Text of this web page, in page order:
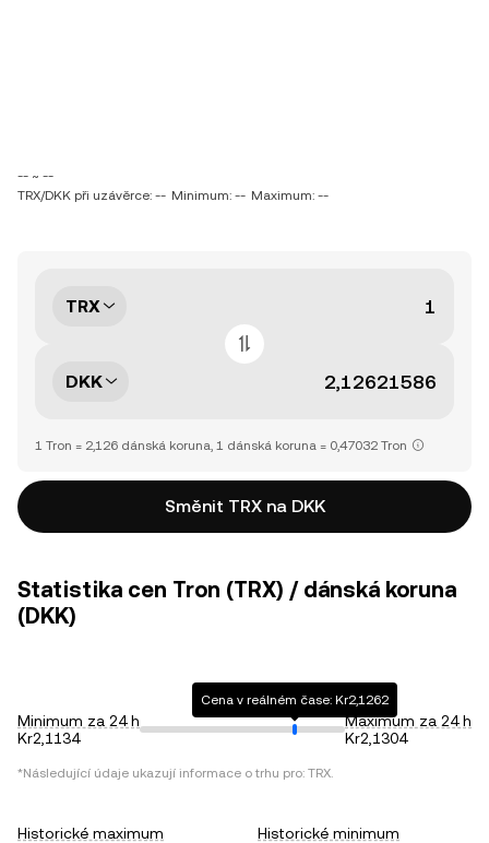
-- ~ --
TRX/DKK při uzávěrce: -- Minimum: -- Maximum: --
TRX
DKK
1 Tron = 2,126 dánská koruna, 1 dánská koruna = 0,47032 Tron
Směnit TRX na DKK
Statistika cen Tron (TRX) / dánská koruna
(DKK)
Minimum za 24 h
Kr2,1134
Cena v reálném čase: Kr2,1262
Maximum za 24 h
Kr2,1304
*Následující údaje ukazují informace o trhu pro: TRX.
Historické maximum
Historické minimum